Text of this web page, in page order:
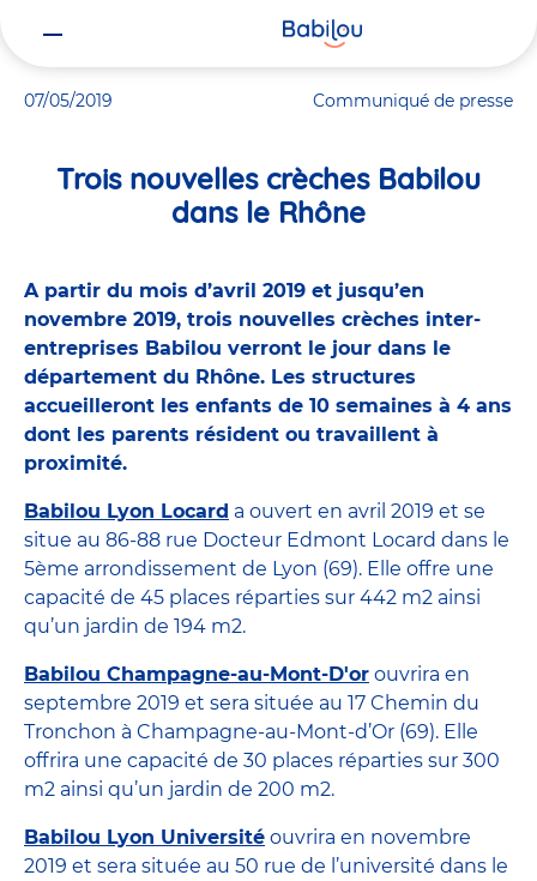
07/05/2019 Communiqué de presse
Trois nouvelles crèches Babilou
dans le Rhône
A partir du mois d’avril 2019 et jusqu’en
novembre 2019, trois nouvelles crèches inter-
entreprises Babilou verront le jour dans le
département du Rhône. Les structures
accueilleront les enfants de 10 semaines à 4 ans
dont les parents résident ou travaillent à
proximité.
Babilou Lyon Locard a ouvert en avril 2019 et se
situe au 86-88 rue Docteur Edmont Locard dans le
5ème arrondissement de Lyon (69). Elle offre une
capacité de 45 places réparties sur 442 m2 ainsi
qu’un jardin de 194 m2.
Babilou Champagne-au-Mont-D'or ouvrira en
septembre 2019 et sera située au 17 Chemin du
Tronchon à Champagne-au-Mont-d’Or (69). Elle
offrira une capacité de 30 places réparties sur 300
m2 ainsi qu’un jardin de 200 m2.
Babilou Lyon Université ouvrira en novembre
2019 et sera située au 50 rue de l’université dans le